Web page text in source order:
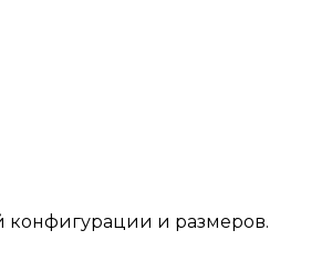
и размеров.